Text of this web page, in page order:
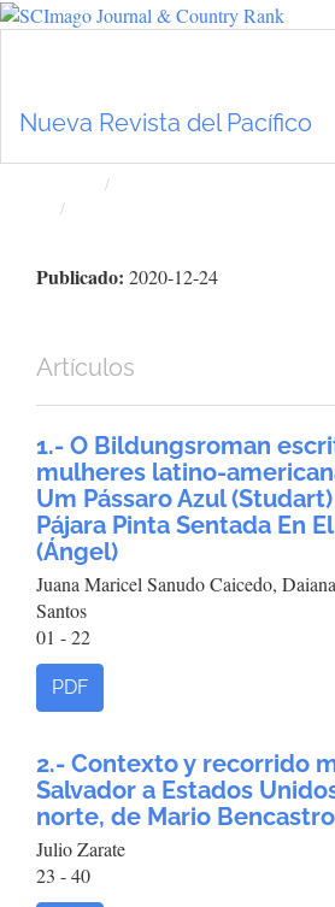
principal
Nueva Revista del Pacífico
Publicado: 2020-12-24
Artículos
1.- O Bildungsroman
mulheres latino-
Um Pássaro Azul
Pájara Pinta Sentada En
(Ángel)
Juana Maricel Sanudo Caicedo,
Santos
01 - 22
PDF
2.- Contexto y recorrido
Salvador a Estados
norte, de Mario Bencastro
Julio Zarate
23 - 40